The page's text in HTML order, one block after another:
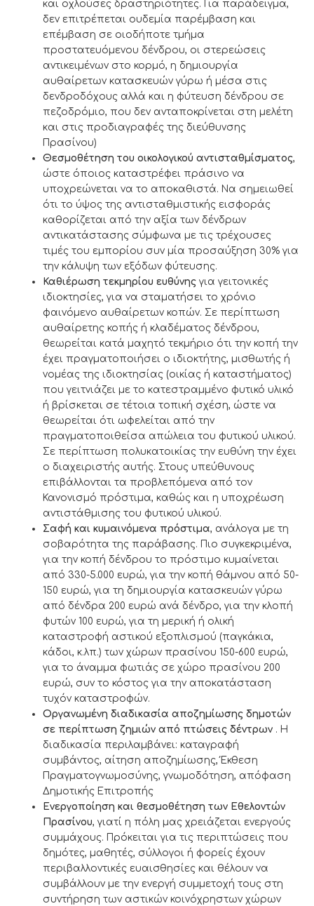
και οχλούσες δραστηριότητες. Για παράδειγμα,
δεν επιτρέπεται ουδεμία παρέμβαση και
επέμβαση σε οιοδήποτε τμήμα
προστατευόμενου δένδρου, οι στερεώσεις
αντικειμένων στο κορμό, η δημιουργία
αυθαίρετων κατασκευών γύρω ή μέσα στις
δενδροδόχους αλλά και η φύτευση δένδρου σε
πεζοδρόμιο, που δεν ανταποκρίνεται στη μελέτη
και στις προδιαγραφές της διεύθυνσης
Πρασίνου)
Θεσμοθέτηση του οικολογικού αντισταθμίσματος,
ώστε όποιος καταστρέφει πράσινο να
υποχρεώνεται να το αποκαθιστά. Να σημειωθεί
ότι το ύψος της αντισταθµιστικής εισφοράς
καθορίζεται από την αξία των δένδρων
αντικατάστασης σύμφωνα µε τις τρέχουσες
τιμές του εμπορίου συν µία προσαύξηση 30% για
την κάλυψη των εξόδων φύτευσης.
Καθιέρωση τεκμηρίου ευθύνης για γειτονικές
ιδιοκτησίες, για να σταματήσει το χρόνιο
φαινόμενο αυθαίρετων κοπών. Σε περίπτωση
αυθαίρετης κοπής ή κλαδέματος δένδρου,
θεωρείται κατά μαχητό τεκμήριο ότι την κοπή την
έχει πραγματοποιήσει ο ιδιοκτήτης, μισθωτής ή
νομέας της ιδιοκτησίας (οικίας ή καταστήματος)
που γειτνιάζει µε το κατεστραμμένο φυτικό υλικό
ή βρίσκεται σε τέτοια τοπική σχέση, ώστε να
θεωρείται ότι ωφελείται από την
πραγματοποιθείσα απώλεια του φυτικού υλικού.
Σε περίπτωση πολυκατοικίας την ευθύνη την έχει
ο διαχειριστής αυτής. Στους υπεύθυνους
επιβάλλονται τα προβλεπόμενα από τον
Κανονισμό πρόστιμα, καθώς και η υποχρέωση
αντιστάθμισης του φυτικού υλικού.
Σαφή και κυμαινόμενα πρόστιμα, ανάλογα με τη
σοβαρότητα της παράβασης. Πιο συγκεκριμένα,
για την κοπή δένδρου το πρόστιμο κυμαίνεται
από 330-5.000 ευρώ, για την κοπή θάμνου από 50-
150 ευρώ, για τη δημιουργία κατασκευών γύρω
από δένδρα 200 ευρώ ανά δένδρο, για την κλοπή
φυτών 100 ευρώ, για τη μερική ή ολική
καταστροφή αστικού εξοπλισμού (παγκάκια,
κάδοι, κ.λπ.) των χώρων πρασίνου 150-600 ευρώ,
για το άναμμα φωτιάς σε χώρο πρασίνου 200
ευρώ, συν το κόστος για την αποκατάσταση
τυχόν καταστροφών.
Οργανωμένη διαδικασία αποζημίωσης δημοτών
σε περίπτωση ζημιών από πτώσεις δέντρων . Η
διαδικασία περιλαμβάνει: καταγραφή
συμβάντος, αίτηση αποζημίωσης, Έκθεση
Πραγματογνωμοσύνης, γνωμοδότηση, απόφαση
Δημοτικής Επιτροπής
Ενεργοποίηση και θεσμοθέτηση των Εθελοντών
Πρασίνου, γιατί η πόλη μας χρειάζεται ενεργούς
συμμάχους. Πρόκειται για τις περιπτώσεις που
δημότες, μαθητές, σύλλογοι ή φορείς έχουν
περιβαλλοντικές ευαισθησίες και θέλουν να
συμβάλλουν µε την ενεργή συμμετοχή τους στη
συντήρηση των αστικών κοινόχρηστων χώρων